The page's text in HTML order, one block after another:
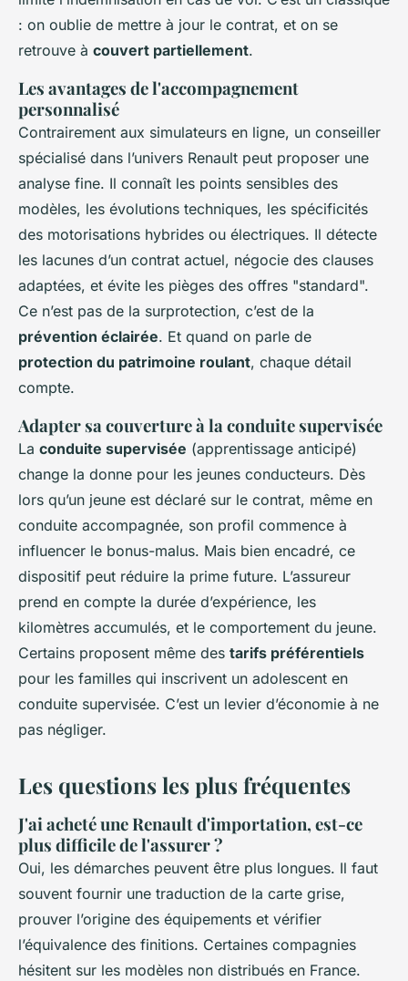
: on oublie de mettre à jour le contrat, et on se
retrouve à couvert partiellement.
Les avantages de l'accompagnement
personnalisé
Contrairement aux simulateurs en ligne, un conseiller
spécialisé dans l’univers Renault peut proposer une
analyse fine. Il connaît les points sensibles des
modèles, les évolutions techniques, les spécificités
des motorisations hybrides ou électriques. Il détecte
les lacunes d’un contrat actuel, négocie des clauses
adaptées, et évite les pièges des offres "standard".
Ce n’est pas de la surprotection, c’est de la
prévention éclairée. Et quand on parle de
protection du patrimoine roulant, chaque détail
compte.
Adapter sa couverture à la conduite supervisée
La conduite supervisée (apprentissage anticipé)
change la donne pour les jeunes conducteurs. Dès
lors qu’un jeune est déclaré sur le contrat, même en
conduite accompagnée, son profil commence à
influencer le bonus-malus. Mais bien encadré, ce
dispositif peut réduire la prime future. L’assureur
prend en compte la durée d’expérience, les
kilomètres accumulés, et le comportement du jeune.
Certains proposent même des tarifs préférentiels
pour les familles qui inscrivent un adolescent en
conduite supervisée. C’est un levier d’économie à ne
pas négliger.
Les questions les plus fréquentes
J'ai acheté une Renault d'importation, est-ce
plus difficile de l'assurer ?
Oui, les démarches peuvent être plus longues. Il faut
souvent fournir une traduction de la carte grise,
prouver l’origine des équipements et vérifier
l’équivalence des finitions. Certaines compagnies
hésitent sur les modèles non distribués en France.